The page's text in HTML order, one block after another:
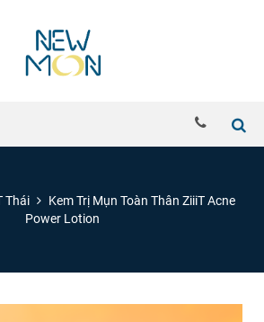
Thái
Kem Trị Mụn Toàn Thân ZiiiT Acne
Power Lotion